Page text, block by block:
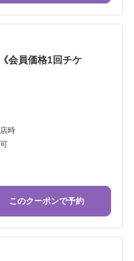
会員価格1回チケ
時
このクーポンで予約